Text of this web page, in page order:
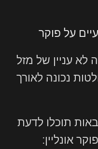
על פוקר
לא עניין של מזל
נכונה לאורך
תוכלו לדעת
אונליין: